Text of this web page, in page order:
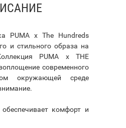
PUMA x The Hundreds
и стильного образа на
PUMA x THE
современного
окружающей среде
комфорт и